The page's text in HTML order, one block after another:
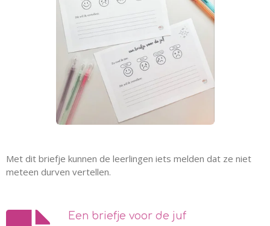
Met dit briefje kunnen de leerlingen iets melden dat ze niet
meteen durven vertellen.
Een briefje voor de juf